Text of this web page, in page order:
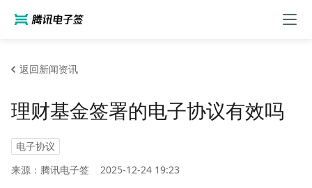
返回新闻资讯
理财基金签署的电子协议有效吗
电子协议
来源：腾讯电子签
2025-12-24 19:23